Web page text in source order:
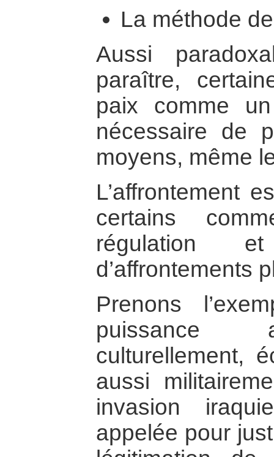
La méthode
Aussi
paraître,
paix comme
nécessaire de
moyens, même
L’affrontement
certains
régulation
d’affrontements
Prenons
puissance
culturellement,
aussi
invasion
appelée pour